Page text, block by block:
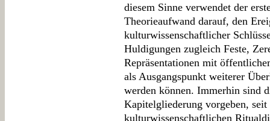
diesem Sinne verwendet der
Theorieaufwand darauf, den
kulturwissenschaftlicher
Huldigungen zugleich Feste,
Repräsentationen mit
als Ausgangspunkt weiterer
werden können. Immerhin sind
Kapitelgliederung vorgeben,
kulturwissenschaftlichen